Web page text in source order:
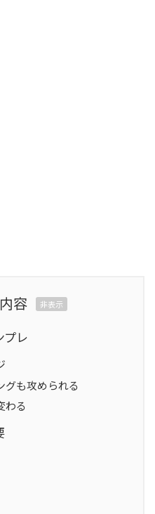
容 非表示
プレ
グも攻められる
わる